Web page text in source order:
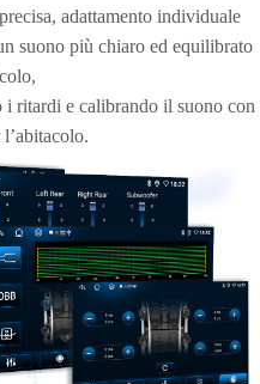
System
adattamento individuale
suono più chiaro ed equilibrato
i ritardi e calibrando il suono con
l’abitacolo.